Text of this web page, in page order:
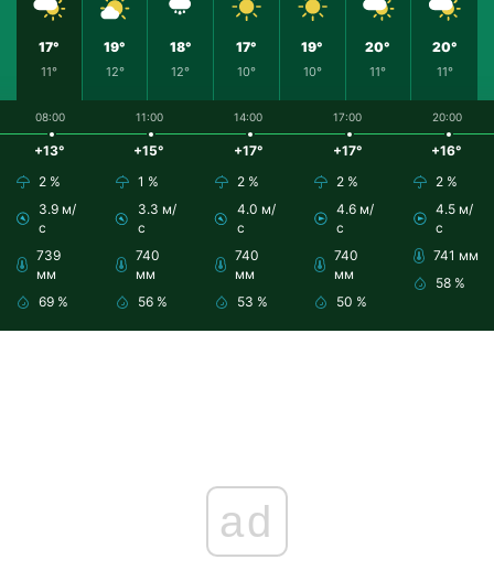
17°
11°
19°
12°
18°
12°
17°
10°
19°
10°
20°
11°
20°
11°
08:00
+13°
2 %
3.9 м/
с
739
мм
69 %
11:00
+15°
1 %
3.3 м/
с
740
мм
56 %
14:00
+17°
2 %
4.0 м/
с
740
мм
53 %
17:00
+17°
2 %
4.6 м/
с
740
мм
50 %
20:00
+16°
2 %
4.5 м/
с
741 мм
58 %
ad